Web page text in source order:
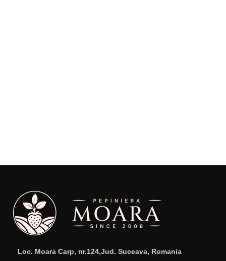
Loc. Moara Carp, nr.124,Jud. Suceava, Romania